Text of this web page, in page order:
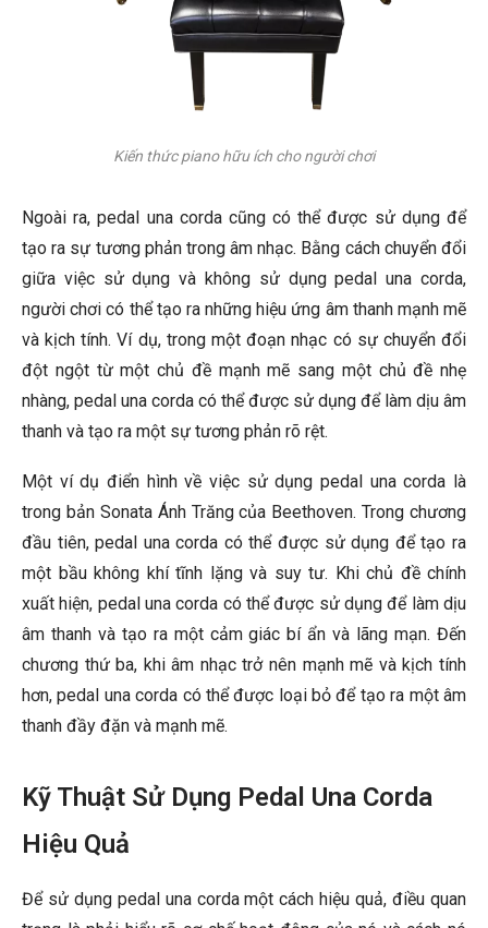
Kiến thức piano hữu ích cho người chơi
Ngoài ra, pedal una corda cũng có thể được sử dụng để
tạo ra sự tương phản trong âm nhạc. Bằng cách chuyển đổi
giữa việc sử dụng và không sử dụng pedal una corda,
người chơi có thể tạo ra những hiệu ứng âm thanh mạnh mẽ
và kịch tính. Ví dụ, trong một đoạn nhạc có sự chuyển đổi
đột ngột từ một chủ đề mạnh mẽ sang một chủ đề nhẹ
nhàng, pedal una corda có thể được sử dụng để làm dịu âm
thanh và tạo ra một sự tương phản rõ rệt.
Một ví dụ điển hình về việc sử dụng pedal una corda là
trong bản Sonata Ánh Trăng của Beethoven. Trong chương
đầu tiên, pedal una corda có thể được sử dụng để tạo ra
một bầu không khí tĩnh lặng và suy tư. Khi chủ đề chính
xuất hiện, pedal una corda có thể được sử dụng để làm dịu
âm thanh và tạo ra một cảm giác bí ẩn và lãng mạn. Đến
chương thứ ba, khi âm nhạc trở nên mạnh mẽ và kịch tính
hơn, pedal una corda có thể được loại bỏ để tạo ra một âm
thanh đầy đặn và mạnh mẽ.
Kỹ Thuật Sử Dụng Pedal Una Corda
Hiệu Quả
Để sử dụng pedal una corda một cách hiệu quả, điều quan